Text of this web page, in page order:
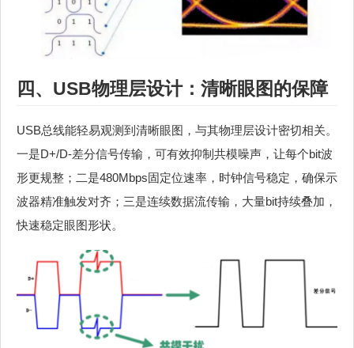
四、USB物理层设计：清晰眼图的保障
USB总线能轻易观测到清晰眼图，与其物理层设计密切相关。
一是D+/D-差分信号传输，可有效抑制共模噪声，让每个bit波
形更规整；二是480Mbps固定位速率，时钟信号稳定，确保示
波器精准触发对齐；三是连续数据流传输，大量bit持续叠加，
快速稳定眼图形状。